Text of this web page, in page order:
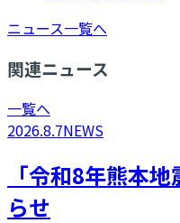
ニュース一覧へ
関連ニュース
一覧へ
2026.8.7NEWS
「令和8年熊本
らせ